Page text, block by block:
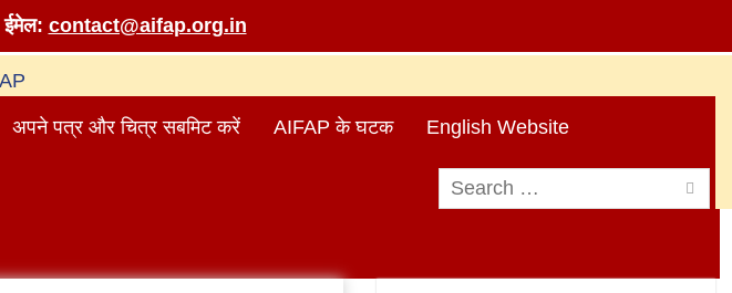
ईमेल: contact@aifap.org.in
अपने पत्र और चित्र सबमिट करें AIFAP के घटक English Website
Search
for: